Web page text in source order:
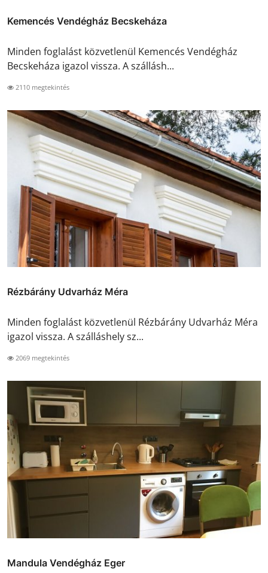
Kemencés Vendégház Becskeháza
Minden foglalást közvetlenül Kemencés Vendégház
Becskeháza igazol vissza. A szállásh...
2110 megtekintés
Rézbárány Udvarház Méra
Minden foglalást közvetlenül Rézbárány Udvarház Méra
igazol vissza. A szálláshely sz...
2069 megtekintés
Mandula Vendégház Eger